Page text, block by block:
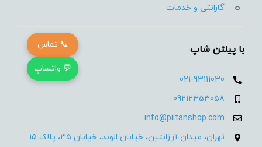
گارانتی و خدمات
با پیلتن شاپ
021-93111030
09212353058
info@piltanshop.com
تهران، میدان آرژانتین، خیابان الوند، خیابان 35، پلاک 15
📞 تماس
💬 واتساپ